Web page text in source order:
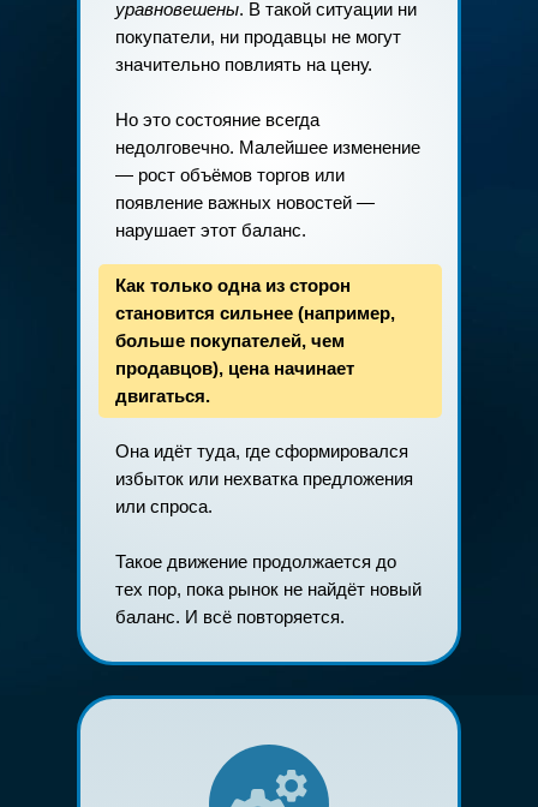
уравновешены. В такой ситуации ни
покупатели, ни продавцы не могут
значительно повлиять на цену.
Но это состояние всегда
недолговечно. Малейшее изменение
— рост объёмов торгов или
появление важных новостей —
нарушает этот баланс.
Как только одна из сторон
становится сильнее (например,
больше покупателей, чем
продавцов), цена начинает
двигаться.
Она идёт туда, где сформировался
избыток или нехватка предложения
или спроса.
Такое движение продолжается до
тех пор, пока рынок не найдёт новый
баланс. И всё повторяется.